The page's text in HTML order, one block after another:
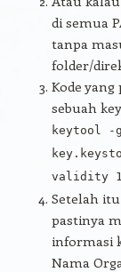
di semua
tanpa
folder/
Kode
sebuah
keytool -
validity
Setelah
pastinya
informasi
Nama